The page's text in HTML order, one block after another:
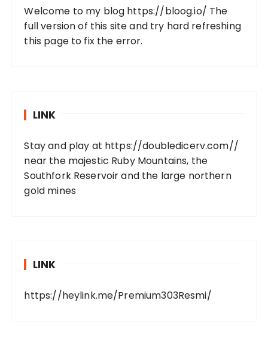
Welcome to my blog https://bloog.io/ The
full version of this site and try hard refreshing
this page to fix the error.
LINK
Stay and play at https://doubledicerv.com//
near the majestic Ruby Mountains, the
Southfork Reservoir and the large northern
gold mines
LINK
https://heylink.me/Premium303Resmi/